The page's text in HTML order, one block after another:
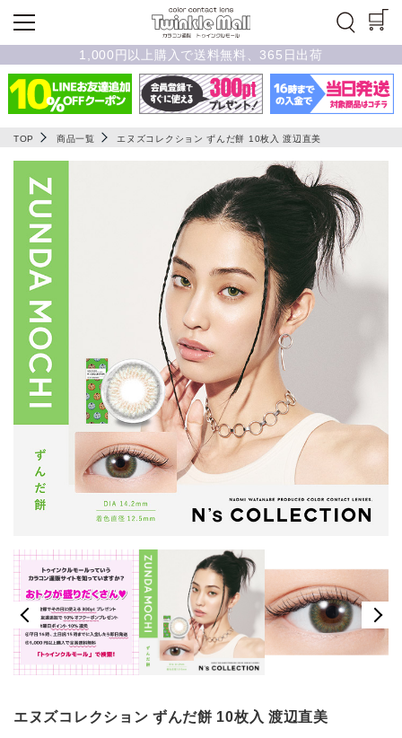
1,000円以上購入で送料無料、365日出荷
TOP 商品一覧 エヌズコレクション ずんだ餅 10枚入 渡辺直美
エヌズコレクション ずんだ餅 10枚入 渡辺直美